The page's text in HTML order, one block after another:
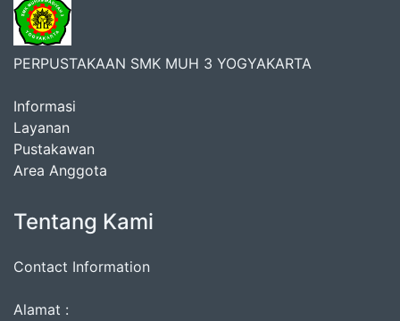
PERPUSTAKAAN SMK MUH 3 YOGYAKARTA
Informasi
Layanan
Pustakawan
Area Anggota
Tentang Kami
Contact Information
Alamat :